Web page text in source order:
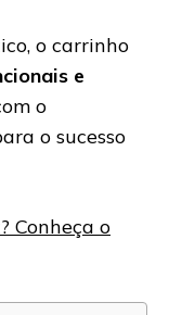
o carrinho
e
o
o sucesso
Conheça o